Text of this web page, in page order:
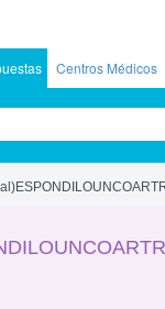
Centros Médicos